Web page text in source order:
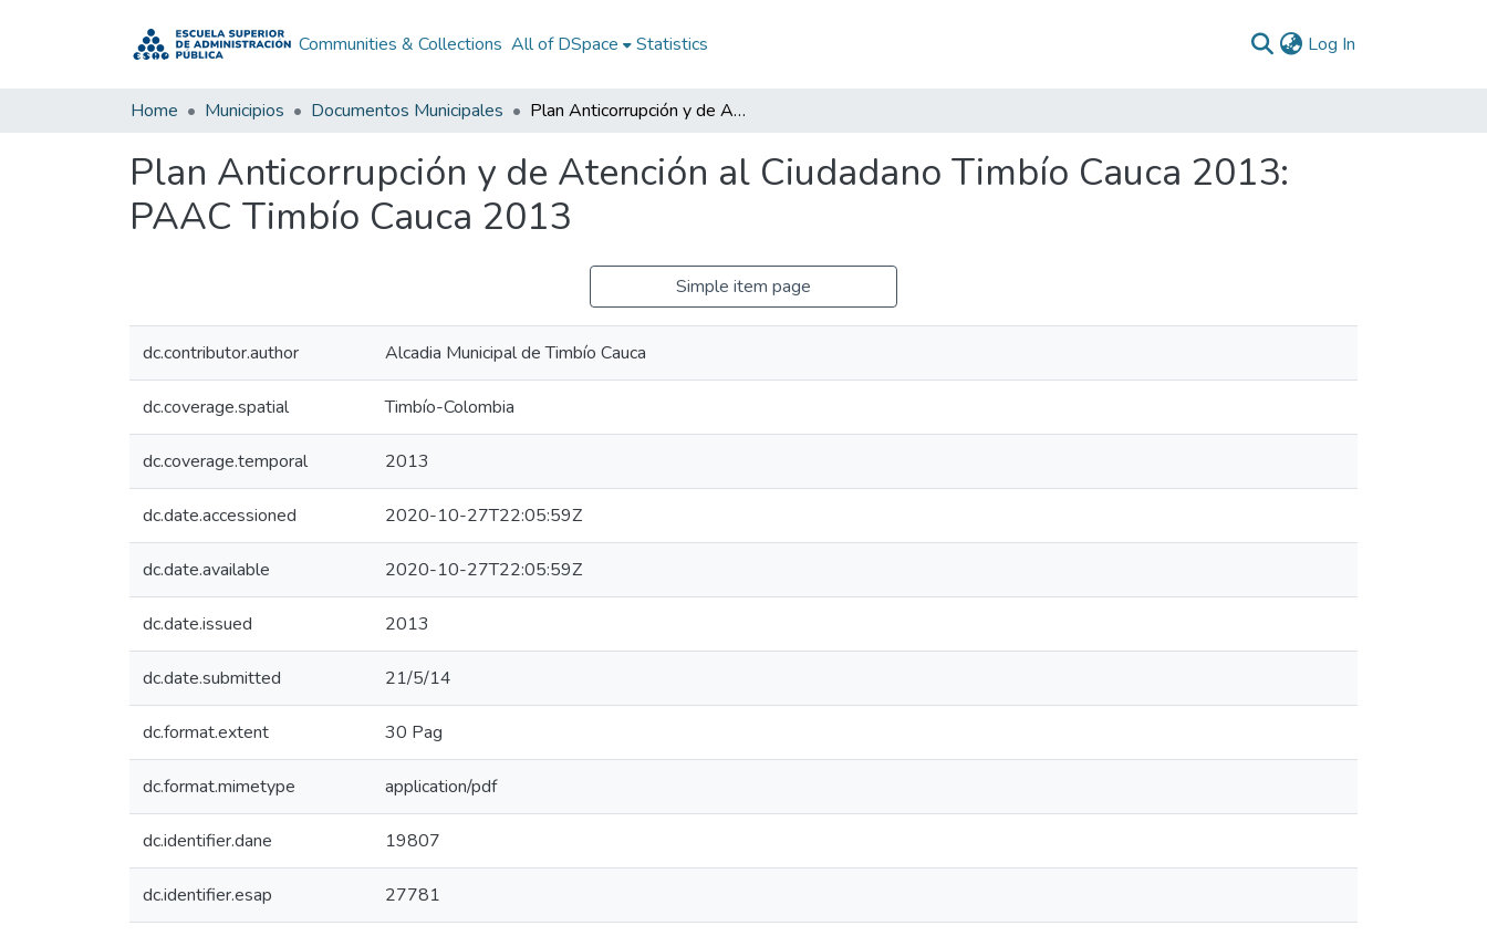
Communities & Collections All of DSpace Statistics Log In
Home Municipios Documentos Municipales Plan Anticorrupción y de Atención al Ciudadano Timbío Cauca 2013: PAAC Timbío Cauca 2013
Plan Anticorrupción y de Atención al Ciudadano Timbío Cauca 2013:
PAAC Timbío Cauca 2013
Simple item page
dc.contributor.author Alcadia Municipal de Timbío Cauca
dc.coverage.spatial Timbío-Colombia
dc.coverage.temporal 2013
dc.date.accessioned 2020-10-27T22:05:59Z
dc.date.available 2020-10-27T22:05:59Z
dc.date.issued 2013
dc.date.submitted 21/5/14
dc.format.extent 30 Pag
dc.format.mimetype application/pdf
dc.identifier.dane 19807
dc.identifier.esap 27781